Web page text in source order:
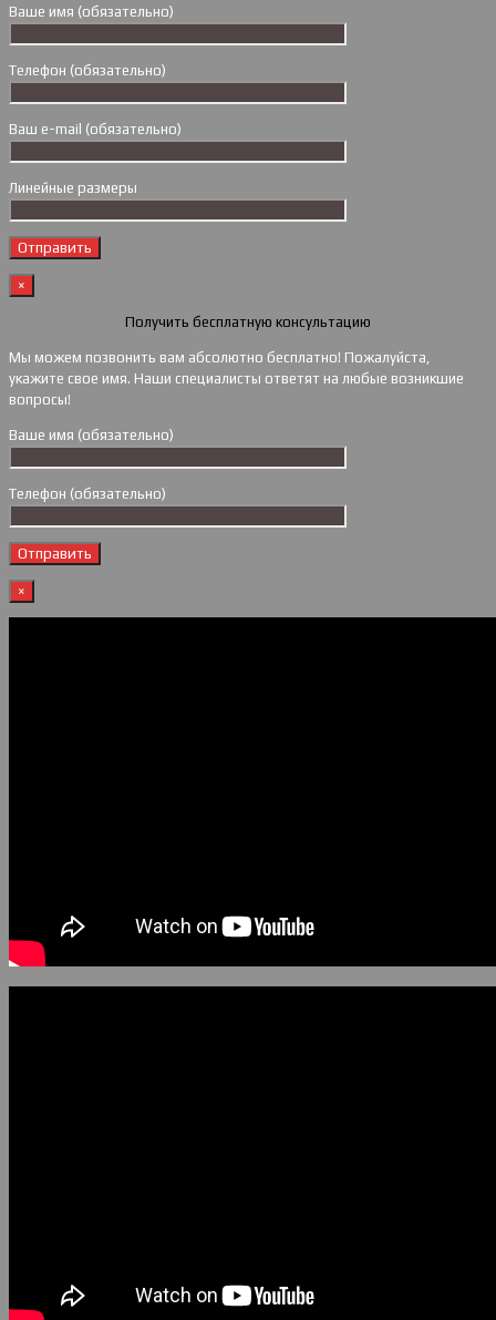
Ваше имя (обязательно)
Телефон (обязательно)
Ваш e-mail (обязательно)
Линейные размеры
×
Получить бесплатную консультацию
Мы можем позвонить вам абсолютно бесплатно! Пожалуйста,
укажите свое имя. Наши специалисты ответят на любые возникшие
вопросы!
Ваше имя (обязательно)
Телефон (обязательно)
×